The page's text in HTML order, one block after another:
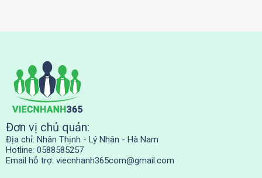
Đơn vị chủ quản:
Địa chỉ: Nhân Thịnh - Lý Nhân - Hà Nam
Hotline: 0588585257
Email hỗ trợ: viecnhanh365com@gmail.com